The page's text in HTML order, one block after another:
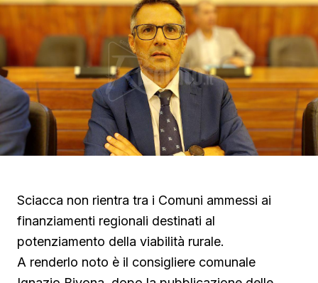
Sciacca non rientra tra i Comuni ammessi ai
finanziamenti regionali destinati al
potenziamento della viabilità rurale.
A renderlo noto è il consigliere comunale